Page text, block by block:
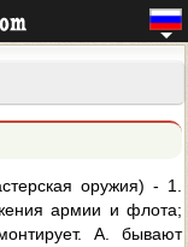
оружия) - 1.
армии и флота;
А. бывают